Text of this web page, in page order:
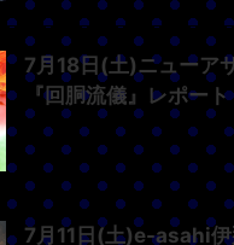
7月18日(土)ニューア
『回胴流儀』レポート
7月11日(土)e-asahi